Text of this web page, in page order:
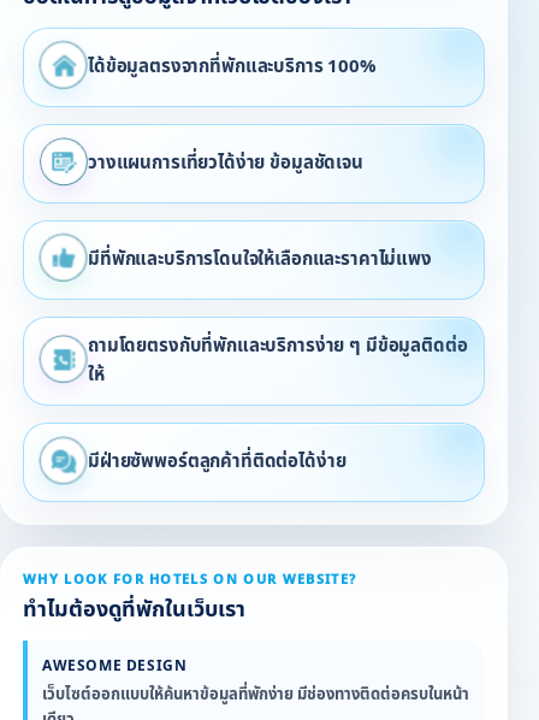
ได้ข้อมูลตรงจากที่พักและบริการ 100%
วางแผนการเที่ยวได้ง่าย ข้อมูลชัดเจน
มีที่พักและบริการโดนใจให้เลือกและราคาไม่แพง
ถามโดยตรงกับที่พักและบริการง่าย ๆ มีข้อมูลติดต่อ
ให้
มีฝ่ายซัพพอร์ตลูกค้าที่ติดต่อได้ง่าย
WHY LOOK FOR HOTELS ON OUR WEBSITE?
ทำไมต้องดูที่พักในเว็บเรา
AWESOME DESIGN
เว็บไซต์ออกแบบให้ค้นหาข้อมูลที่พักง่าย มีช่องทางติดต่อครบในหน้า